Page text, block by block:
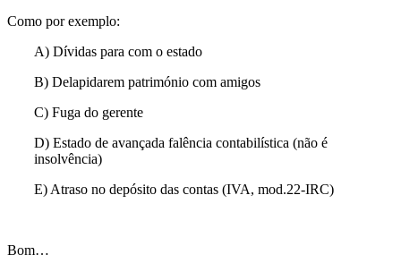
Como por exemplo:
A) Dívidas para com o estado
B) Delapidarem património com amigos
C) Fuga do gerente
D) Estado de avançada falência contabilística (não é
insolvência)
E) Atraso no depósito das contas (IVA, mod.22-IRC)
Bom…